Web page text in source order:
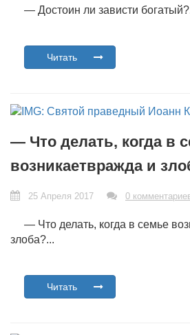
— Достоин ли зависти
Читать
— Что делать, когда в
возникаетвражда и
25 Апреля 2017 0
— Что делать, когда в семье
злоба?...
Читать